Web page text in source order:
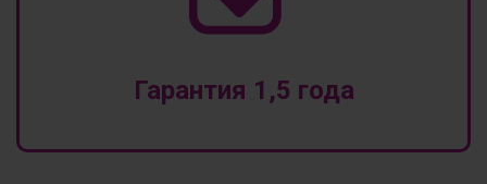
Гарантия 1,5 года